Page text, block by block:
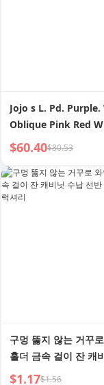
Jojo s L. Pd.
Oblique Pink Red
Champagne Glass
Glass | Purple Wine
$60.40$80.53
구멍 뚫지 않는 거꾸
홀더 금속 걸이 잔 캐
선반 수납 랙 라이트
$1.17$1.56